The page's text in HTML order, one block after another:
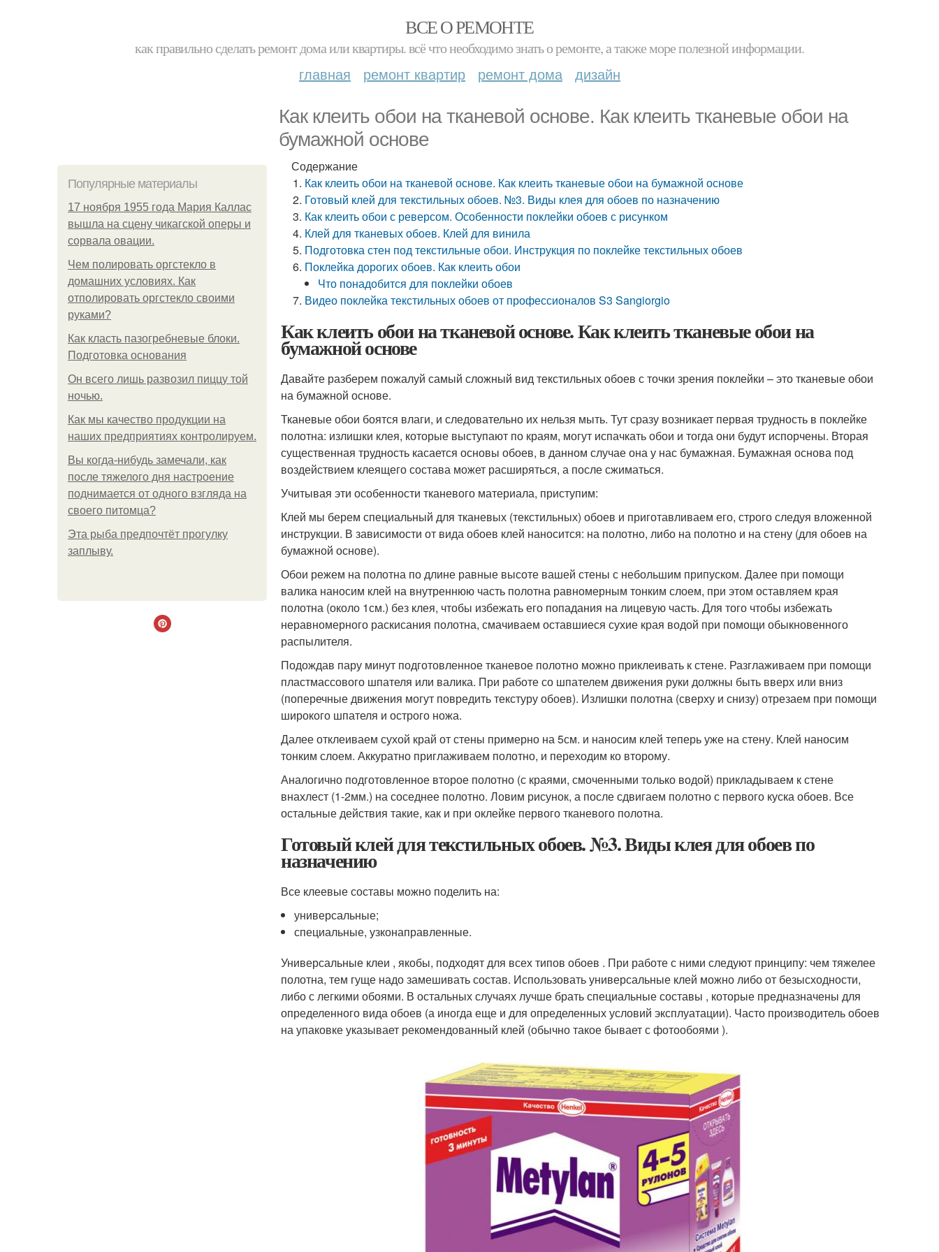
ВСЕ О РЕМОНТЕ
как правильно сделать ремонт дома или квартиры. всё что необходимо знать о ремонте, а также море полезной информации.
главная ремонт квартир ремонт дома дизайн
Как клеить обои на тканевой основе. Как клеить тканевые обои на
бумажной основе
Популярные материалы
17 ноября 1955 года Мария Каллас
вышла на сцену чикагской оперы и
сорвала овации.
Чем полировать оргстекло в
домашних условиях. Как
отполировать оргстекло своими
руками?
Как класть пазогребневые блоки.
Подготовка основания
Он всего лишь развозил пиццу той
ночью.
Как мы качество продукции на
наших предприятиях контролируем.
Вы когда-нибудь замечали, как
после тяжелого дня настроение
поднимается от одного взгляда на
своего питомца?
Эта рыба предпочтёт прогулку
заплыву.
Содержание
Как клеить обои на тканевой основе. Как клеить тканевые обои на бумажной основе
Готовый клей для текстильных обоев. №3. Виды клея для обоев по назначению
Как клеить обои с реверсом. Особенности поклейки обоев с рисунком
Клей для тканевых обоев. Клей для винила
Подготовка стен под текстильные обои. Инструкция по поклейке текстильных обоев
Поклейка дорогих обоев. Как клеить обои
Что понадобится для поклейки обоев
Видео поклейка текстильных обоев от профессионалов S3 Sangiorgio
Как клеить обои на тканевой основе. Как клеить тканевые обои на
бумажной основе
Давайте разберем пожалуй самый сложный вид текстильных обоев с точки зрения поклейки – это тканевые обои
на бумажной основе.
Тканевые обои боятся влаги, и следовательно их нельзя мыть. Тут сразу возникает первая трудность в поклейке
полотна: излишки клея, которые выступают по краям, могут испачкать обои и тогда они будут испорчены. Вторая
существенная трудность касается основы обоев, в данном случае она у нас бумажная. Бумажная основа под
воздействием клеящего состава может расширяться, а после сжиматься.
Учитывая эти особенности тканевого материала, приступим:
Клей мы берем специальный для тканевых (текстильных) обоев и приготавливаем его, строго следуя вложенной
инструкции. В зависимости от вида обоев клей наносится: на полотно, либо на полотно и на стену (для обоев на
бумажной основе).
Обои режем на полотна по длине равные высоте вашей стены с небольшим припуском. Далее при помощи
валика наносим клей на внутреннюю часть полотна равномерным тонким слоем, при этом оставляем края
полотна (около 1см.) без клея, чтобы избежать его попадания на лицевую часть. Для того чтобы избежать
неравномерного раскисания полотна, смачиваем оставшиеся сухие края водой при помощи обыкновенного
распылителя.
Подождав пару минут подготовленное тканевое полотно можно приклеивать к стене. Разглаживаем при помощи
пластмассового шпателя или валика. При работе со шпателем движения руки должны быть вверх или вниз
(поперечные движения могут повредить текстуру обоев). Излишки полотна (сверху и снизу) отрезаем при помощи
широкого шпателя и острого ножа.
Далее отклеиваем сухой край от стены примерно на 5см. и наносим клей теперь уже на стену. Клей наносим
тонким слоем. Аккуратно приглаживаем полотно, и переходим ко второму.
Аналогично подготовленное второе полотно (с краями, смоченными только водой) прикладываем к стене
внахлест (1-2мм.) на соседнее полотно. Ловим рисунок, а после сдвигаем полотно с первого куска обоев. Все
остальные действия такие, как и при оклейке первого тканевого полотна.
Готовый клей для текстильных обоев. №3. Виды клея для обоев по
назначению
Все клеевые составы можно поделить на:
универсальные;
специальные, узконаправленные.
Универсальные клеи , якобы, подходят для всех типов обоев . При работе с ними следуют принципу: чем тяжелее
полотна, тем гуще надо замешивать состав. Использовать универсальные клей можно либо от безысходности,
либо с легкими обоями. В остальных случаях лучше брать специальные составы , которые предназначены для
определенного вида обоев (а иногда еще и для определенных условий эксплуатации). Часто производитель обоев
на упаковке указывает рекомендованный клей (обычно такое бывает с фотообоями ).